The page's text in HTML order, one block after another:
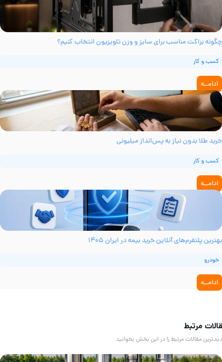
براکت مناسب برای سایز و وزن تلویزیون انتخاب کنیم؟
کسب و کار
ادامــه
طلا بدون نیاز به پس‌انداز میلیونی
کسب و کار
ادامــه
پلتفرم‌های آنلاین خرید بیمه در ایران ۱۴۰۵
خودرو
ادامــه
مرتبط
مقالات مرتبط را در این بخش بخوانید